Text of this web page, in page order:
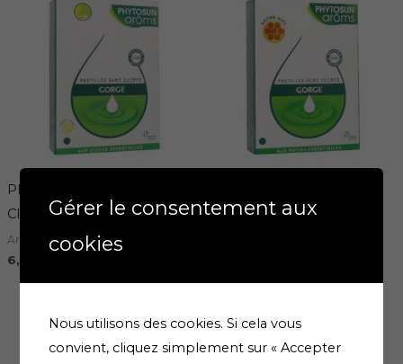
PHYTOSUN AROMS PAST
CITRON BTE24
Aromatherapie
6,91
MIEL BTE 24
Gérer le consentement aux
cookies
Nous utilisons des cookies. Si cela vous
convient, cliquez simplement sur « Accepter